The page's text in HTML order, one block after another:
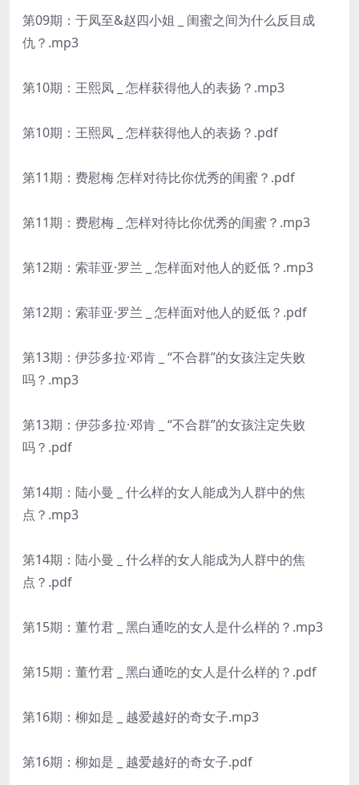
第09期：于凤至&赵四小姐 _ 闺蜜之间为什么反目成
仇？.mp3
第10期：王熙凤 _ 怎样获得他人的表扬？.mp3
第10期：王熙凤 _ 怎样获得他人的表扬？.pdf
第11期：费慰梅 怎样对待比你优秀的闺蜜？.pdf
第11期：费慰梅 _ 怎样对待比你优秀的闺蜜？.mp3
第12期：索菲亚·罗兰 _ 怎样面对他人的贬低？.mp3
第12期：索菲亚·罗兰 _ 怎样面对他人的贬低？.pdf
第13期：伊莎多拉·邓肯 _ “不合群”的女孩注定失败
吗？.mp3
第13期：伊莎多拉·邓肯 _ “不合群”的女孩注定失败
吗？.pdf
第14期：陆小曼 _ 什么样的女人能成为人群中的焦
点？.mp3
第14期：陆小曼 _ 什么样的女人能成为人群中的焦
点？.pdf
第15期：董竹君 _ 黑白通吃的女人是什么样的？.mp3
第15期：董竹君 _ 黑白通吃的女人是什么样的？.pdf
第16期：柳如是 _ 越爱越好的奇女子.mp3
第16期：柳如是 _ 越爱越好的奇女子.pdf